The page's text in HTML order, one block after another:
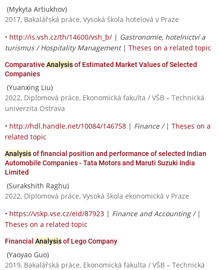
(Mykyta Artiukhov)
2017, Bakalářská práce, Vysoká škola hotelová v Praze
• http://is.vsh.cz/th/14600/vsh_b/ | Gastronomie, hotelnictví a
turismus / Hospitality Management| Theses on a related topic
Comparative Analysisof Estimated Market Values of Selected
Companies
(Yuanxing Liu)
2022, Diplomová práce, Ekonomická fakulta / VŠB – Technická
univerzita Ostrava
• http://hdl.handle.net/10084/146758 | Finance / | Theses on a
related topic
Analysisof financial position and performance of selected Indian
Automobile Companies - Tata Motors and Maruti Suzuki India
Limited
(Surakshith Raghu)
2022, Diplomová práce, Vysoká škola ekonomická v Praze
• https://vskp.vse.cz/eid/87923 | Finance and Accounting / |
Theses on a related topic
Financial Analysisof Lego Company
(Yaoyao Guo)
2019, Bakalářská práce, Ekonomická fakulta / VŠB – Technická